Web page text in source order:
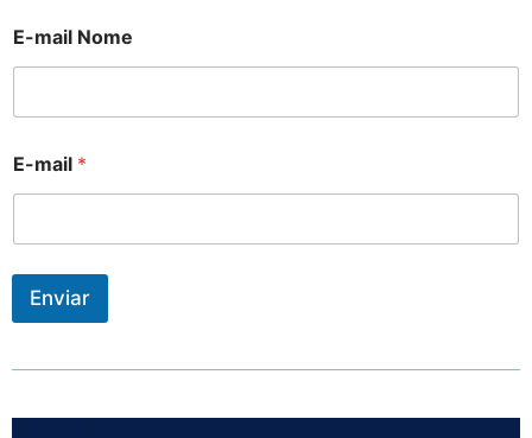
E-mail Nome
E-mail *
Enviar